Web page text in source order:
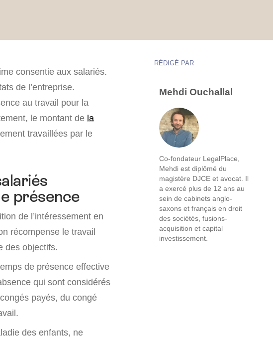
consentie aux salariés.
de l’entreprise.
au travail pour la
le montant de la
travaillées par le
présence
de l’intéressement en
récompense le travail
des objectifs.
de présence effective
qui sont considérés
payés, du congé
des enfants, ne
RÉDIGÉ PAR
Mehdi Ouchallal
Co-fondateur LegalPlace,
Mehdi est diplômé du
magistère DJCE et avocat. Il
a exercé plus de 12 ans au
sein de cabinets anglo-
saxons et français en droit
des sociétés, fusions-
acquisition et capital
investissement.